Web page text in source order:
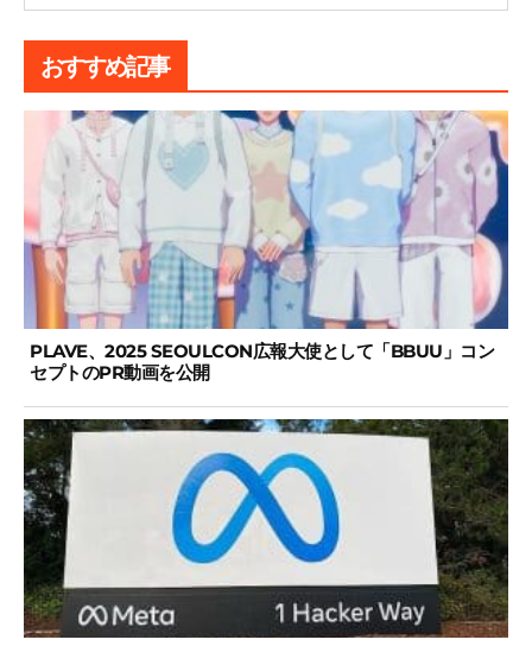
おすすめ記事
PLAVE、2025 SEOULCON広報大使として「BBUU」コン
セプトのPR動画を公開